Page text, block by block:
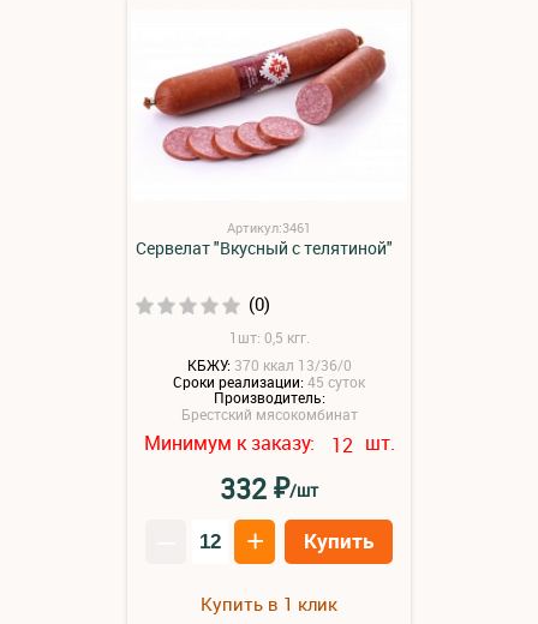
Артикул:3461
Сервелат "Вкусный с телятиной"
(0)
1шт: 0,5 кгг.
КБЖУ: 370 ккал 13/36/0
Сроки реализации:45 суток
Производитель:
Брестский мясокомбинат
Минимум к заказу: 12 шт.
332₽/шт
+ Купить
Купить в 1 клик